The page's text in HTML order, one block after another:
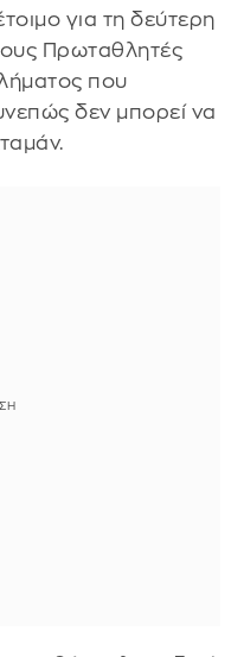
για τη δεύτερη
Πρωταθλητές
που
δεν μπορεί να